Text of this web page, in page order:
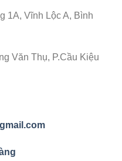
1A, Vĩnh Lộc A, Bình
Văn Thụ, P.Cầu Kiệu